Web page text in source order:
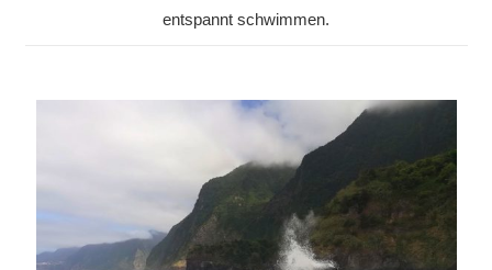
entspannt schwimmen.